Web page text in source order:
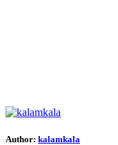
Author: kalamkala